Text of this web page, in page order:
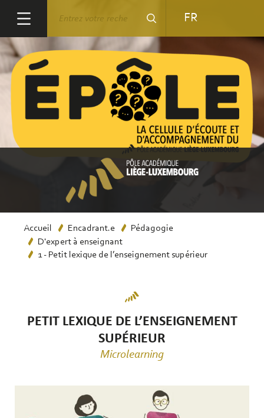
principal
FR
d'Ariane
Accueil Encadrant.e
Pédagogie
D'expert à enseignant
1 - Petit lexique de l’enseignement supérieur
PETIT LEXIQUE DE L’ENSEIGNEMENT
SUPÉRIEUR
Microlearning